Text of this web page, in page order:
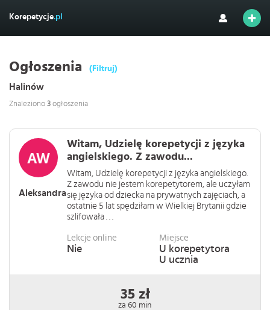
Korepetycje.pl
Ogłoszenia (Filtruj)
Halinów
Znaleziono 3 ogłoszenia
Aleksandra
Witam, Udzielę korepetycji z języka
angielskiego. Z zawodu...
Witam, Udzielę korepetycji z języka angielskiego.
Z zawodu nie jestem korepetytorem, ale uczyłam
się języka od dziecka na prywatnych zajęciach, a
ostatnie 5 lat spędziłam w Wielkiej Brytanii gdzie
szlifowała . . .
Lekcje online
Nie
Miejsce
U korepetytora
U ucznia
35 zł
za 60 min